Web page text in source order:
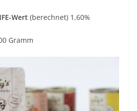
Wert (berechnet) 1,60%
Gramm